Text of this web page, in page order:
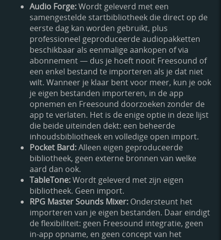
Audio Forge:Wordt geleverd met een
samengestelde startbibliotheek die direct op de
eerste dag kan worden gebruikt, plus
professioneel geproduceerde audiopakketten
beschikbaar als eenmalige aankopen of via
abonnement — dus je hoeft nooit Freesound of
een enkel bestand te importeren als je dat niet
wilt. Wanneer je klaar bent voor meer, kun je ook
je eigen bestanden importeren, in de app
opnemen en Freesound doorzoeken zonder de
app te verlaten. Het is de enige optie in deze lijst
die beide uiteinden dekt: een beheerde
inhoudsbibliotheek en volledige open import.
Pocket Bard:Alleen eigen geproduceerde
bibliotheek, geen externe bronnen van welke
aard dan ook.
TableTone:Wordt geleverd met zijn eigen
bibliotheek. Geen import.
RPG Master Sounds Mixer: Ondersteunt het
importeren van je eigen bestanden. Daar eindigt
de flexibiliteit: geen Freesound integratie, geen
in-app opname, en geen concept van het